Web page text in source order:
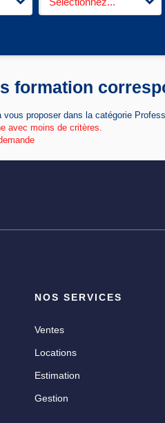
formation
vous proposer dans la catégorie
avec moins de critères.
NOS SERVICES
Ventes
Locations
Estimation
Gestion